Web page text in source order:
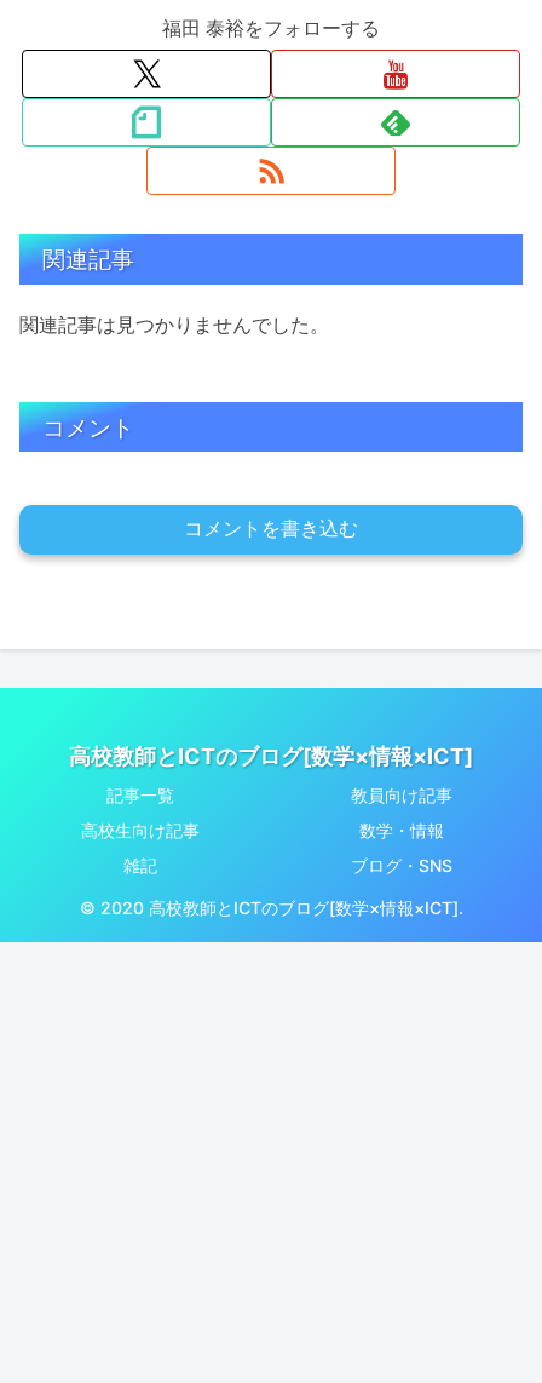
福田 泰裕をフォローする
関連記事
関連記事は見つかりませんでした。
コメント
コメントを書き込む
高校教師とICTのブログ[数学×情報×ICT]
記事一覧
教員向け記事
高校生向け記事
数学・情報
雑記
ブログ・SNS
© 2020 高校教師とICTのブログ[数学×情報×ICT].